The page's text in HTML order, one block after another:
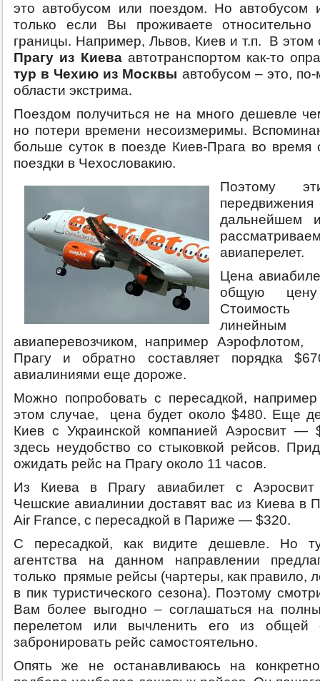
это автобусом или поездом. Но автобусом
только если Вы проживаете относительно
границы. Например, Львов, Киев и т.п. В этом
Прагу из Киеваавтотранспортом как-то
тур в Чехию из Москвы автобусом – это,
области экстрима.
Поездом получиться не на много дешевле
но потери времени несоизмеримы.
больше суток в поезде Киев-Прага во время
поездки в Чехословакию.
Поэтому
дальнейшем
авиаперелет.
Цена
общую цену
линейным
авиаперевозчиком, например
Прагу и обратно составляет порядка
авиалиниями еще дороже.
Можно попробовать с пересадкой,
этом случае, цена будет около $480. Еще
Киев с Украинской компанией Аэросвит —
здесь неудобство со стыковкой рейсов.
ожидать рейс на Прагу около 11 часов.
Из Киева в Прагу авиабилет с Аэросвит
Чешские авиалинии доставят вас из Киева в
Air France, c пересадкой в Париже — $320.
С пересадкой, как видите дешевле. Но
агентства на данном направлении
только прямые рейсы (чартеры, как правило,
в пик туристического сезона). Поэтому
Вам более выгодно – соглашаться на
перелетом или вычленить его из общей
забронировать рейс самостоятельно.
Опять же не останавливаюсь на